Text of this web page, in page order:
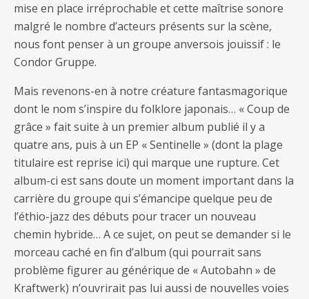
mise en place irréprochable et cette maîtrise sonore
malgré le nombre d’acteurs présents sur la scène,
nous font penser à un groupe anversois jouissif : le
Condor Gruppe.
Mais revenons-en à notre créature fantasmagorique
dont le nom s’inspire du folklore japonais… « Coup de
grâce » fait suite à un premier album publié il y a
quatre ans, puis à un EP « Sentinelle » (dont la plage
titulaire est reprise ici) qui marque une rupture. Cet
album-ci est sans doute un moment important dans la
carrière du groupe qui s’émancipe quelque peu de
l’éthio-jazz des débuts pour tracer un nouveau
chemin hybride… A ce sujet, on peut se demander si le
morceau caché en fin d’album (qui pourrait sans
problème figurer au générique de « Autobahn » de
Kraftwerk) n’ouvrirait pas lui aussi de nouvelles voies